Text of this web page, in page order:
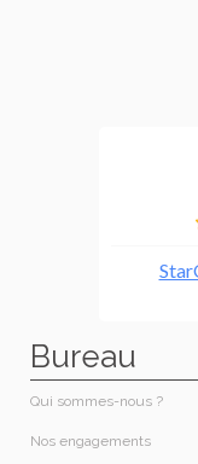
Bureau
Qui sommes-nous ?
Nos engagements